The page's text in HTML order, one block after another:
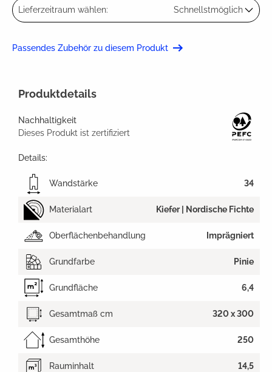
Lieferzeitraum wählen: Schnellstmöglich
Passendes Zubehör zu diesem Produkt
Produktdetails
Nachhaltigkeit
Dieses Produkt ist zertifiziert
Details:
Wandstärke 34
Materialart Kiefer | Nordische Fichte
Oberflächenbehandlung Imprägniert
Grundfarbe Pinie
Grundfläche 6,4
Gesamtmaß cm 320 x 300
Gesamthöhe 250
Rauminhalt 14,5